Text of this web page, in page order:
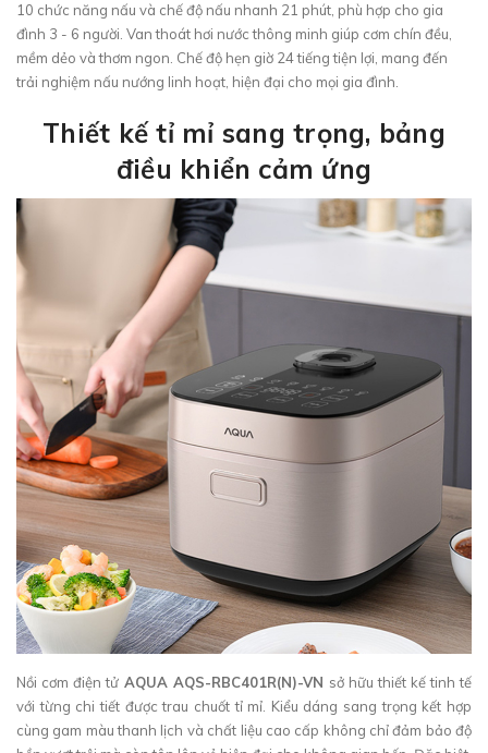
10 chức năng nấu và chế độ nấu nhanh 21 phút, phù hợp cho gia
đình 3 - 6 người. Van thoát hơi nước thông minh giúp cơm chín đều,
mềm dẻo và thơm ngon. Chế độ hẹn giờ 24 tiếng tiện lợi, mang đến
trải nghiệm nấu nướng linh hoạt, hiện đại cho mọi gia đình.
Thiết kế tỉ mỉ sang trọng, bảng
điều khiển cảm ứng
Nồi cơm điện tử AQUA AQS-RBC401R(N)-VN sở hữu thiết kế tinh tế
với từng chi tiết được trau chuốt tỉ mỉ. Kiểu dáng sang trọng kết hợp
cùng gam màu thanh lịch và chất liệu cao cấp không chỉ đảm bảo độ